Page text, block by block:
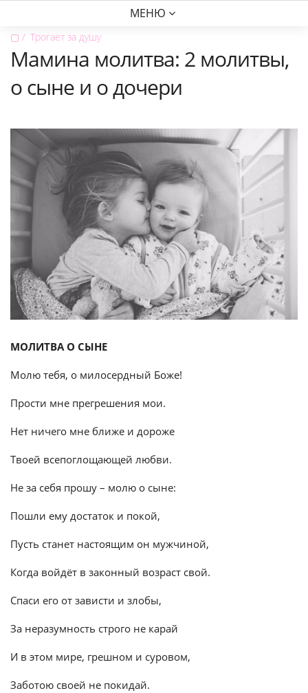
МЕНЮ
▢ Трогает за душу
Мамина молитва: 2 молитвы,
о сыне и о дочери
МОЛИТВА О СЫНЕ
Молю тебя, о милосердный Боже!
Прости мне прегрешения мои.
Нет ничего мне ближе и дороже
Твоей всепоглощающей любви.
Не за себя прошу – молю о сыне:
Пошли ему достаток и покой,
Пусть станет настоящим он мужчиной,
Когда войдёт в законный возраст свой.
Спаси его от зависти и злобы,
За неразумность строго не карай
И в этом мире, грешном и суровом,
Заботою своей не покидай.